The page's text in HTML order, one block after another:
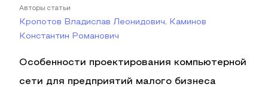
Авторы статьи
Кропотов Владислав Леонидович, Каминов
Константин Романович
Особенности проектирования компьютерной
сети для предприятий малого бизнеса